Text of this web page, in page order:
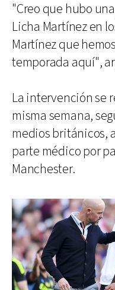
"Creo que hubo
Licha Martínez en
Martínez que
temporada aquí",
La intervención se
misma semana,
medios británicos,
parte médico por
Manchester.